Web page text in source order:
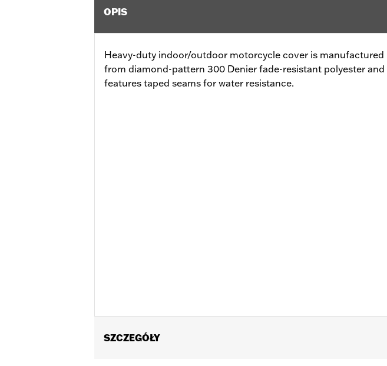
OPIS
Heavy-duty indoor/outdoor motorcycle cover is manufactured
from diamond-pattern 300 Denier fade-resistant polyester and
features taped seams for water resistance.
SZCZEGÓŁY